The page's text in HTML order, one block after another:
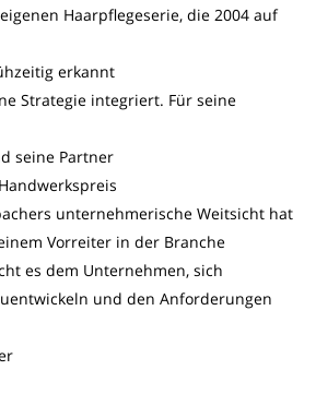
Haarpflegeserie, die 2004 auf
erkannt
Strategie integriert. Für seine
seine Partner
unternehmerische Weitsicht hat
Vorreiter in der Branche
es dem Unternehmen, sich
und den Anforderungen